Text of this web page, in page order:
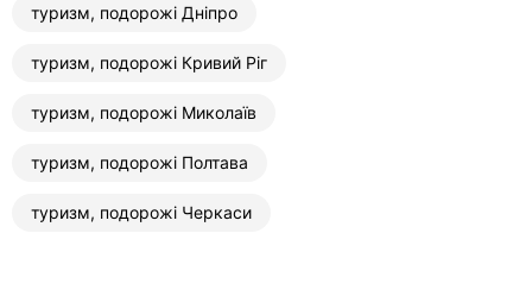
туризм, подорожі Дніпро
туризм, подорожі Кривий Ріг
туризм, подорожі Миколаїв
туризм, подорожі Полтава
туризм, подорожі Черкаси